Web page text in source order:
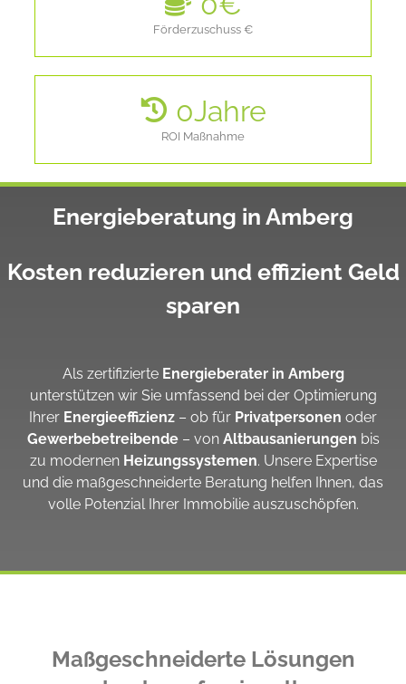
Förderzuschuss €
0Jahre
ROI Maßnahme
Energieberatung in Amberg
Kosten reduzieren und effizient Geld
sparen
Als zertifizierte Energieberater in Amberg
unterstützen wir Sie umfassend bei der Optimierung
Ihrer Energieeffizienz – ob für Privatpersonen oder
Gewerbebetreibende– von Altbausanierungen bis
zu modernen Heizungssystemen. Unsere Expertise
und die maßgeschneiderte Beratung helfen Ihnen, das
volle Potenzial Ihrer Immobilie auszuschöpfen.
Maßgeschneiderte Lösungen